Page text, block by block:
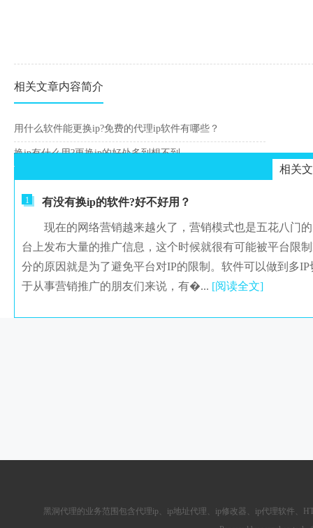
相关文章内容简介
用什么软件能更换ip?免费的代理ip软件有哪些？
换ip有什么用?更换ip的好处多到想不到
相关
1 有没有换ip的软件?好不好用？
现在的网络营销越来越火了，营销模式也是五花八门的
台上发布大量的推广信息，这个时候就很有可能被平台限
分的原因就是为了避免平台对IP的限制。软件可以做到多
于从事营销推广的朋友们来说，有�... [阅读全文]
黑洞代理的业务范围包含代理ip 、ip地址代理、ip修改器、 ip代理软件